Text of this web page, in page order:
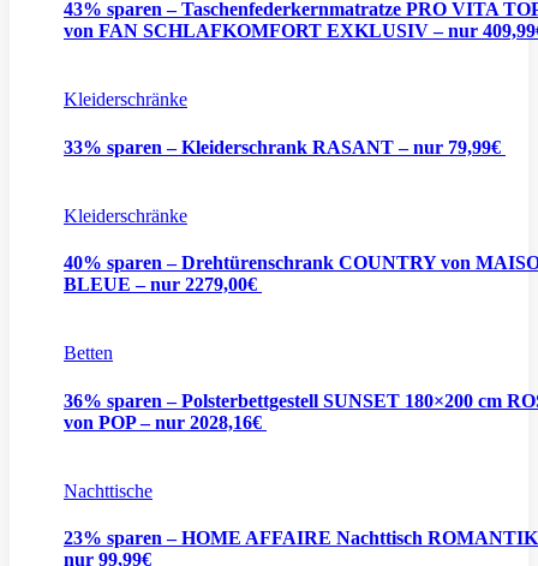
43% sparen – Taschenfederkernmatratze PRO VITA
von FAN SCHLAFKOMFORT EXKLUSIV – nur
Kleiderschränke
33% sparen – Kleiderschrank RASANT – nur 79,99€
Kleiderschränke
40% sparen – Drehtürenschrank COUNTRY von
BLEUE – nur 2279,00€
Betten
36% sparen – Polsterbettgestell SUNSET 180×200 cm
von POP – nur 2028,16€
Nachttische
23% sparen – HOME AFFAIRE Nachttisch
nur 99,99€